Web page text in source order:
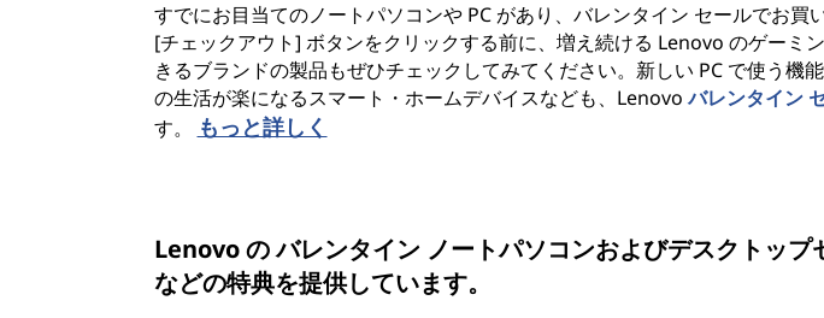
すでにお目当てのノートパソコンや PC があり、バレンタイン セールでお買
[チェックアウト] ボタンをクリックする前に、増え続ける Lenovo のゲーミ
きるブランドの製品もぜひチェックしてみてください。新しい PC で使う機
の生活が楽になるスマート・ホームデバイスなども、Lenovoバレンタイン
す。
もっと詳しく
Lenovo の バレンタイン ノートパソコンおよびデスクトップ
などの特典を提供しています。